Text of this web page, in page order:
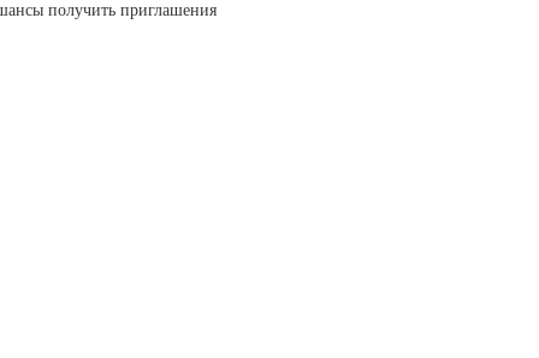
получить приглашения